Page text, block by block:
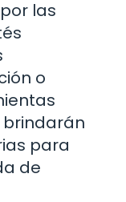
las
o
para
de